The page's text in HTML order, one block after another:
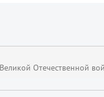
Отечественной